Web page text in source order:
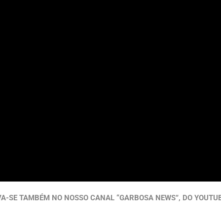
SE TAMBÉM NO NOSSO CANAL “GARBOSA NEWS”, DO